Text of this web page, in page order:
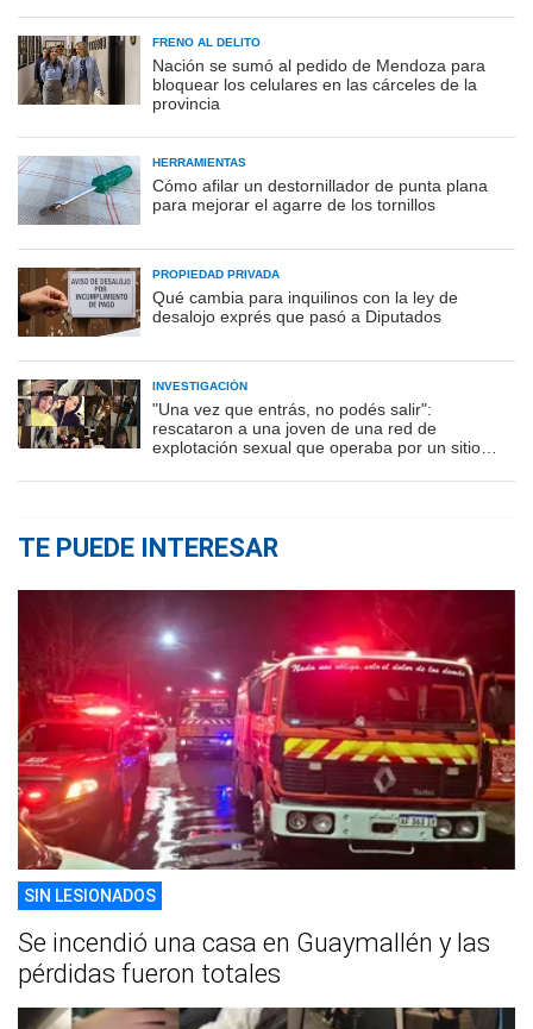
FRENO AL DELITO
Nación se sumó al pedido de Mendoza para
bloquear los celulares en las cárceles de la
provincia
HERRAMIENTAS
Cómo afilar un destornillador de punta plana
para mejorar el agarre de los tornillos
PROPIEDAD PRIVADA
Qué cambia para inquilinos con la ley de
desalojo exprés que pasó a Diputados
INVESTIGACIÓN
"Una vez que entrás, no podés salir":
rescataron a una joven de una red de
explotación sexual que operaba por un sitio
TE PUEDE INTERESAR
SIN LESIONADOS
Se incendió una casa en Guaymallén y las
pérdidas fueron totales